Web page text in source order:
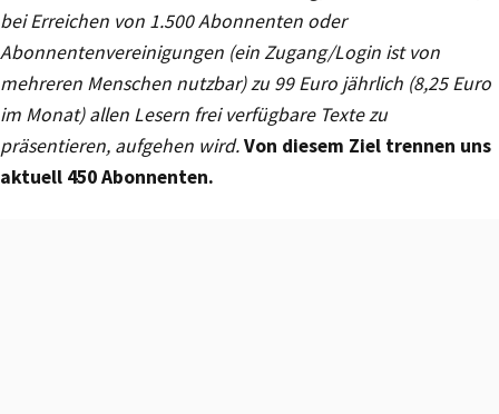
bei Erreichen von 1.500 Abonnenten oder
Abonnentenvereinigungen (ein Zugang/Login ist von
mehreren Menschen nutzbar) zu 99 Euro jährlich (8,25 Euro
im Monat) allen Lesern frei verfügbare Texte zu
präsentieren, aufgehen wird.Von diesem Ziel trennen uns
aktuell 450 Abonnenten.